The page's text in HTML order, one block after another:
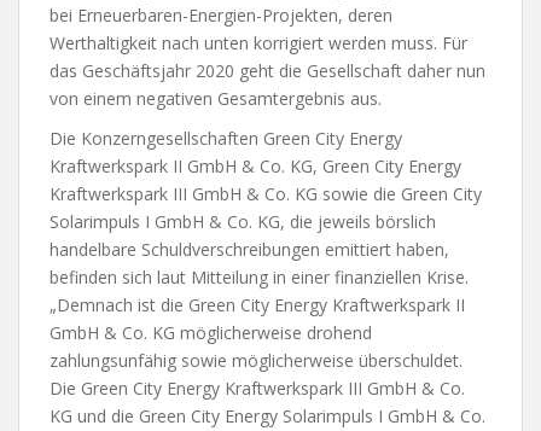
bei Erneuerbaren-Energien-Projekten, deren
Werthaltigkeit nach unten korrigiert werden muss. Für
das Geschäftsjahr 2020 geht die Gesellschaft daher nun
von einem negativen Gesamtergebnis aus.
Die Konzerngesellschaften Green City Energy
Kraftwerkspark II GmbH & Co. KG, Green City Energy
Kraftwerkspark III GmbH & Co. KG sowie die Green City
Solarimpuls I GmbH & Co. KG, die jeweils börslich
handelbare Schuldverschreibungen emittiert haben,
befinden sich laut Mitteilung in einer finanziellen Krise.
„Demnach ist die Green City Energy Kraftwerkspark II
GmbH & Co. KG möglicherweise drohend
zahlungsunfähig sowie möglicherweise überschuldet.
Die Green City Energy Kraftwerkspark III GmbH & Co.
KG und die Green City Energy Solarimpuls I GmbH & Co.